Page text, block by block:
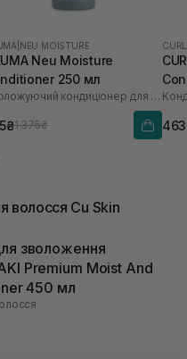
NEU MOISTURE
Neu Moisture
250 мл
Зволожуючий кондиціонер для волосся
1 375₴
волосся Cu Skin
зволоження
Premium Moist And
450 мл